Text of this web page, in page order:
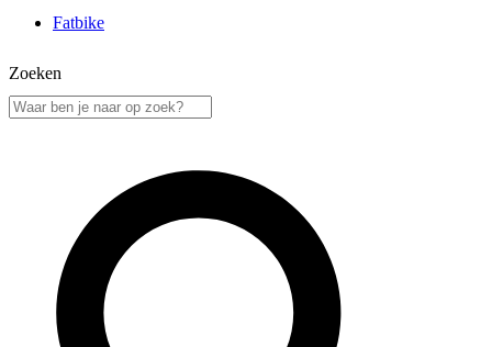
Fatbike
Zoeken